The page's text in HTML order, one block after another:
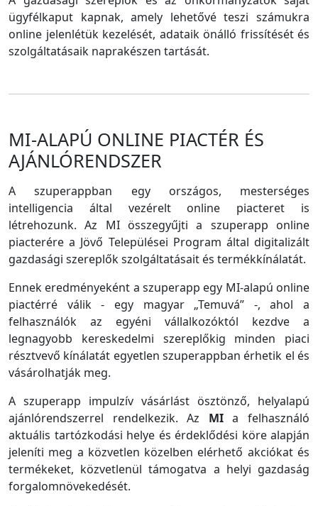
ügyfélkaput kapnak, amely lehetővé teszi számukra
online jelenlétük kezelését, adataik önálló frissítését és
szolgáltatásaik naprakészen tartását.
MI-ALAPÚ ONLINE PIACTÉR ÉS
AJÁNLÓRENDSZER
A szuperappban egy országos, mesterséges
intelligencia által vezérelt online piacteret is
létrehozunk. Az MI összegyűjti a szuperapp online
piacterére a Jövő Települései Program által digitalizált
gazdasági szereplők szolgáltatásait és termékkínálatát.
Ennek eredményeként a szuperapp egy MI-alapú online
piactérré válik - egy magyar „Temuvá” -, ahol a
felhasználók az egyéni vállalkozóktól kezdve a
legnagyobb kereskedelmi szereplőkig minden piaci
résztvevő kínálatát egyetlen szuperappban érhetik el és
vásárolhatják meg.
A szuperapp impulzív vásárlást ösztönző, helyalapú
ajánlórendszerrel rendelkezik. Az MIa felhasználó
aktuális tartózkodási helye és érdeklődési köre alapján
jeleníti meg a közvetlen közelben elérhető akciókat és
termékeket, közvetlenül támogatva a helyi gazdaság
forgalomnövekedését.